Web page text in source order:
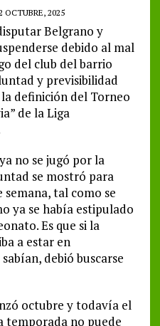
OCTUBRE, 2025
Belgrano y
debido al mal
del club del barrio
y previsibilidad
definición del Torneo
de la Liga
no se jugó por la
se mostró para
tal como se
ya se había estipulado
Es que si la
a estar en
debió buscarse
octubre y todavía el
temporada no puede